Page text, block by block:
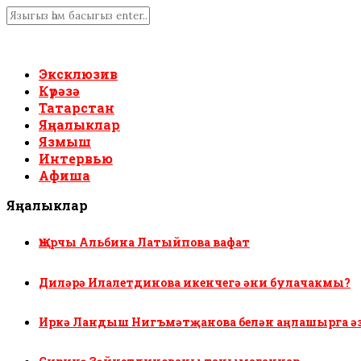
Эксклюзив
Күрәзә
Татарстан
Яңалыклар
Язмыш
Интервью
Афиша
Яңалыклар
Җырчы Альбина Латыйпова вафат
Диләрә Илалетдинова икенчегә әни булачакмы?
Иркә Ландыш Нигъмәтҗанова белән аңлашырга